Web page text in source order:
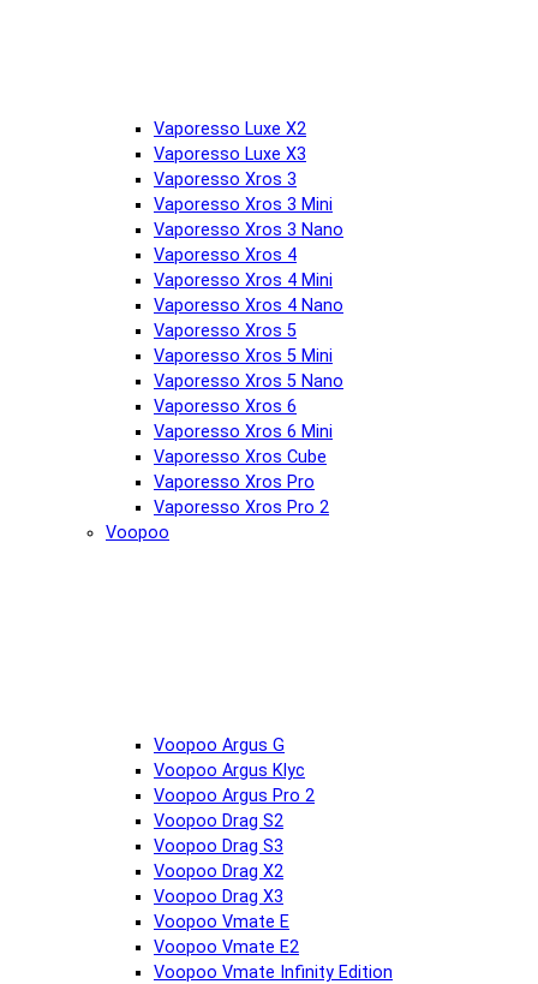
Vaporesso Luxe X2
Vaporesso Luxe X3
Vaporesso Xros 3
Vaporesso Xros 3 Mini
Vaporesso Xros 3 Nano
Vaporesso Xros 4
Vaporesso Xros 4 Mini
Vaporesso Xros 4 Nano
Vaporesso Xros 5
Vaporesso Xros 5 Mini
Vaporesso Xros 5 Nano
Vaporesso Xros 6
Vaporesso Xros 6 Mini
Vaporesso Xros Cube
Vaporesso Xros Pro
Vaporesso Xros Pro 2
Voopoo
Voopoo Argus G
Voopoo Argus Klyc
Voopoo Argus Pro 2
Voopoo Drag S2
Voopoo Drag S3
Voopoo Drag X2
Voopoo Drag X3
Voopoo Vmate E
Voopoo Vmate E2
Voopoo Vmate Infinity Edition